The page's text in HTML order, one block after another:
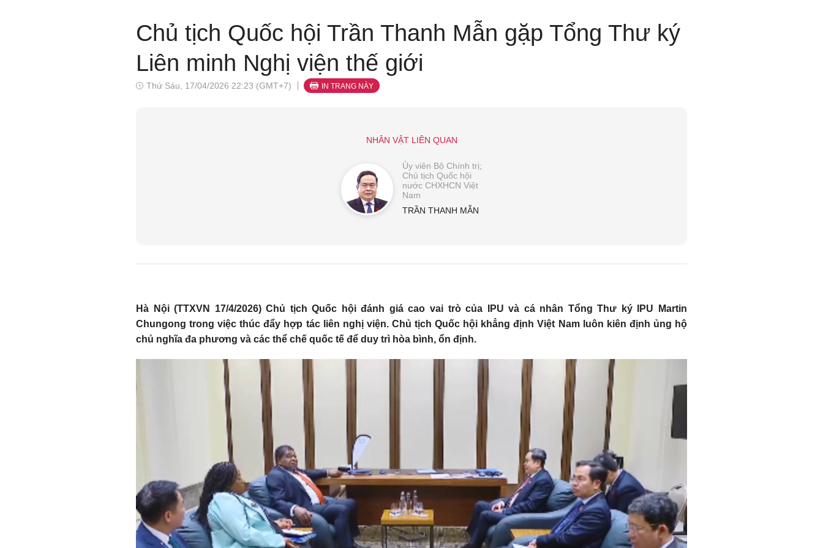
Chủ tịch Quốc hội Trần Thanh Mẫn gặp Tổng Thư ký
Liên minh Nghị viện thế giới
Thứ Sáu, 17/04/2026 22:23 (GMT+7) IN TRANG NÀY
NHÂN VẬT LIÊN QUAN
Ủy viên Bộ Chính trị;
Chủ tịch Quốc hội
nước CHXHCN Việt
Nam
TRẦN THANH MẪN
Hà Nội (TTXVN 17/4/2026) Chủ tịch Quốc hội đánh giá cao vai trò của IPU và cá nhân Tổng Thư ký IPU Martin
Chungong trong việc thúc đẩy hợp tác liên nghị viện. Chủ tịch Quốc hội khẳng định Việt Nam luôn kiên định ủng hộ
chủ nghĩa đa phương và các thể chế quốc tế để duy trì hòa bình, ổn định.